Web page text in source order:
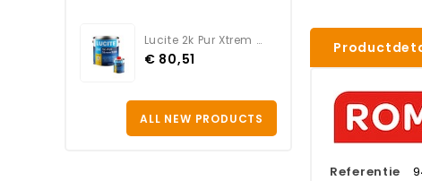
Lucite 2k Pur Xtrem Satin...
€ 80,51
ALL NEW PRODUCTS
Referentie